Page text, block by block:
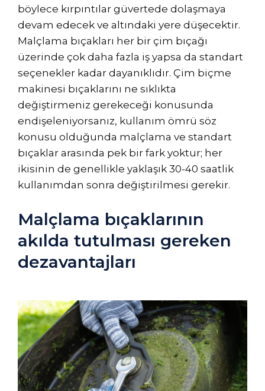
böylece kırpıntılar güvertede dolaşmaya
devam edecek ve altındaki yere düşecektir.
Malçlama bıçakları her bir çim bıçağı
üzerinde çok daha fazla iş yapsa da standart
seçenekler kadar dayanıklıdır. Çim biçme
makinesi bıçaklarını ne sıklıkta
değiştirmeniz gerekeceği konusunda
endişeleniyorsanız, kullanım ömrü söz
konusu olduğunda malçlama ve standart
bıçaklar arasında pek bir fark yoktur; her
ikisinin de genellikle yaklaşık 30-40 saatlik
kullanımdan sonra değiştirilmesi gerekir.
Malçlama bıçaklarının
akılda tutulması gereken
dezavantajları